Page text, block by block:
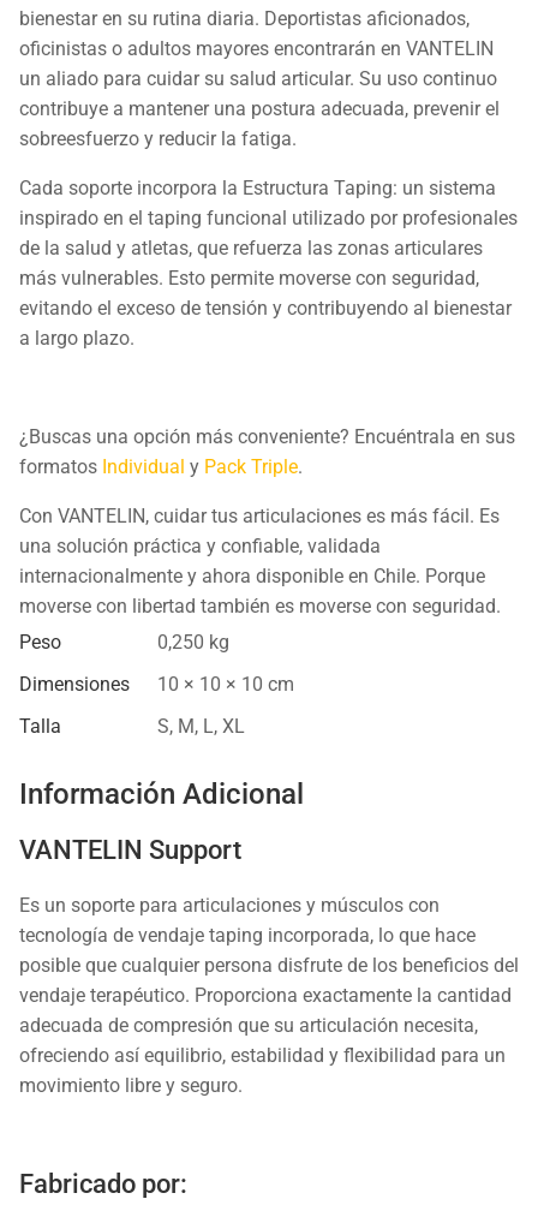
bienestar en su rutina diaria. Deportistas aficionados,
oficinistas o adultos mayores encontrarán en VANTELIN
un aliado para cuidar su salud articular. Su uso continuo
contribuye a mantener una postura adecuada, prevenir el
sobreesfuerzo y reducir la fatiga.
Cada soporte incorpora la Estructura Taping: un sistema
inspirado en el taping funcional utilizado por profesionales
de la salud y atletas, que refuerza las zonas articulares
más vulnerables. Esto permite moverse con seguridad,
evitando el exceso de tensión y contribuyendo al bienestar
a largo plazo.
¿Buscas una opción más conveniente? Encuéntrala en sus
formatos Individual y Pack Triple.
Con VANTELIN, cuidar tus articulaciones es más fácil. Es
una solución práctica y confiable, validada
internacionalmente y ahora disponible en Chile. Porque
moverse con libertad también es moverse con seguridad.
Peso
0,250 kg
Dimensiones
10 × 10 × 10 cm
Talla
S, M, L, XL
Información Adicional
VANTELIN Support
Es un soporte para articulaciones y músculos con
tecnología de vendaje taping incorporada, lo que hace
posible que cualquier persona disfrute de los beneficios del
vendaje terapéutico. Proporciona exactamente la cantidad
adecuada de compresión que su articulación necesita,
ofreciendo así equilibrio, estabilidad y flexibilidad para un
movimiento libre y seguro.
Fabricado por: